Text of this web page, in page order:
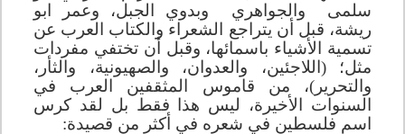
سلمى
والجواهري
وبدوي الجبل، وعمر ابو
ريشة، قبل أن يتراجع الشعراء والكتاب العرب عن
تسمية الأشياء باسمائها، وقبل أن تختفي مفردات
مثل؛ (اللاجئين، والعدوان، والصهيونية، والثأر،
والتحرير)، من قاموس المثقفين العرب في
السنوات الأخيرة، ليس هذا فقط بل لقد كرس
اسم فلسطين في شعره في أكثر من قصيدة: